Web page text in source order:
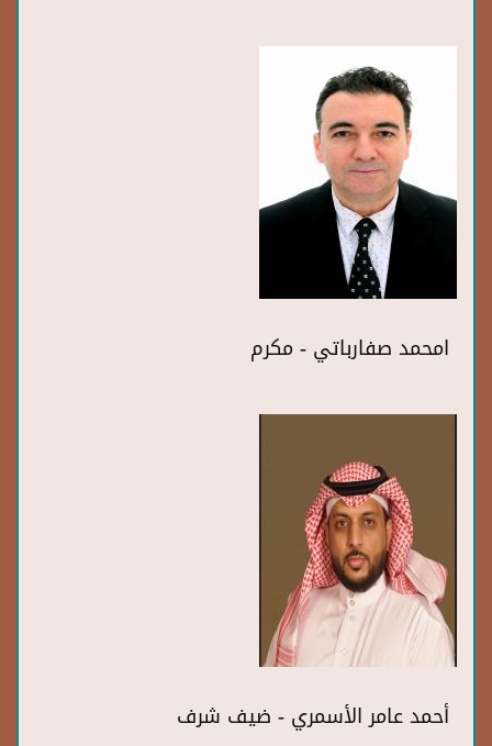
امحمد صفارباتي - مكرم
أحمد عامر الأسمري - ضيف شرف